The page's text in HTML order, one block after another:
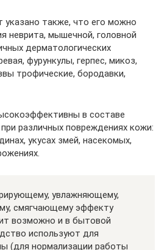
указано также, что его можно
неврита, мышечной, головной
дерматологических
фурункулы, герпес, микоз,
трофические, бородавки,
в составе
различных повреждениях кожи:
укусах змей, насекомых,
увлажняющему,
смягчающему эффекту
возможно и в бытовой
используют для
(для нормализации работы